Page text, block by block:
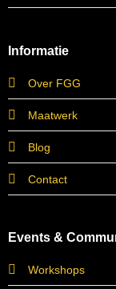
Informatie
Over FGG
Maatwerk
Blog
Contact
Events &
Workshops